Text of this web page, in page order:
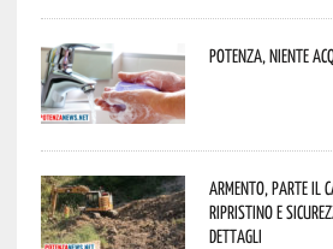
Potenza, niente
Armento, parte il
ripristino e
dettagli